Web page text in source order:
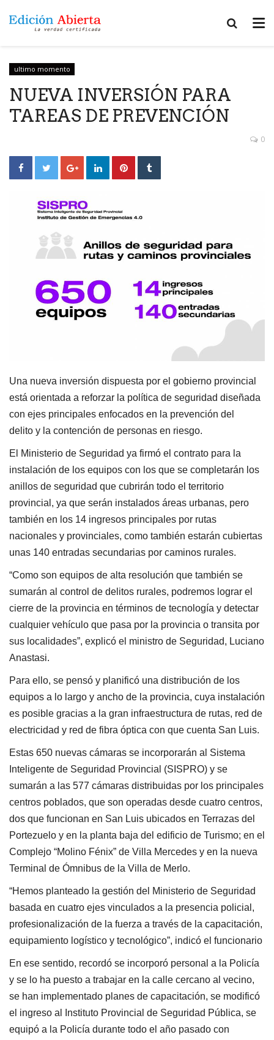
ultimo momento
NUEVA INVERSIÓN PARA
TAREAS DE PREVENCIÓN
0
Una nueva inversión dispuesta por el gobierno provincial
está orientada a reforzar la política de seguridad diseñada
con ejes principales enfocados en la prevención del
delito y la contención de personas en riesgo.
El Ministerio de Seguridad ya firmó el contrato para la
instalación de los equipos con los que se completarán los
anillos de seguridad que cubrirán todo el territorio
provincial, ya que serán instalados áreas urbanas, pero
también en los 14 ingresos principales por rutas
nacionales y provinciales, como también estarán cubiertas
unas 140 entradas secundarias por caminos rurales.
“Como son equipos de alta resolución que también se
sumarán al control de delitos rurales, podremos lograr el
cierre de la provincia en términos de tecnología y detectar
cualquier vehículo que pasa por la provincia o transita por
sus localidades”, explicó el ministro de Seguridad, Luciano
Anastasi.
Para ello, se pensó y planificó una distribución de los
equipos a lo largo y ancho de la provincia, cuya instalación
es posible gracias a la gran infraestructura de rutas, red de
electricidad y red de fibra óptica con que cuenta San Luis.
Estas 650 nuevas cámaras se incorporarán al Sistema
Inteligente de Seguridad Provincial (SISPRO) y se
sumarán a las 577 cámaras distribuidas por los principales
centros poblados, que son operadas desde cuatro centros,
dos que funcionan en San Luis ubicados en Terrazas del
Portezuelo y en la planta baja del edificio de Turismo; en el
Complejo “Molino Fénix” de Villa Mercedes y en la nueva
Terminal de Ómnibus de la Villa de Merlo.
“Hemos planteado la gestión del Ministerio de Seguridad
basada en cuatro ejes vinculados a la presencia policial,
profesionalización de la fuerza a través de la capacitación,
equipamiento logístico y tecnológico”, indicó el funcionario
En ese sentido, recordó se incorporó personal a la Policía
y se lo ha puesto a trabajar en la calle cercano al vecino,
se han implementado planes de capacitación, se modificó
el ingreso al Instituto Provincial de Seguridad Pública, se
equipó a la Policía durante todo el año pasado con